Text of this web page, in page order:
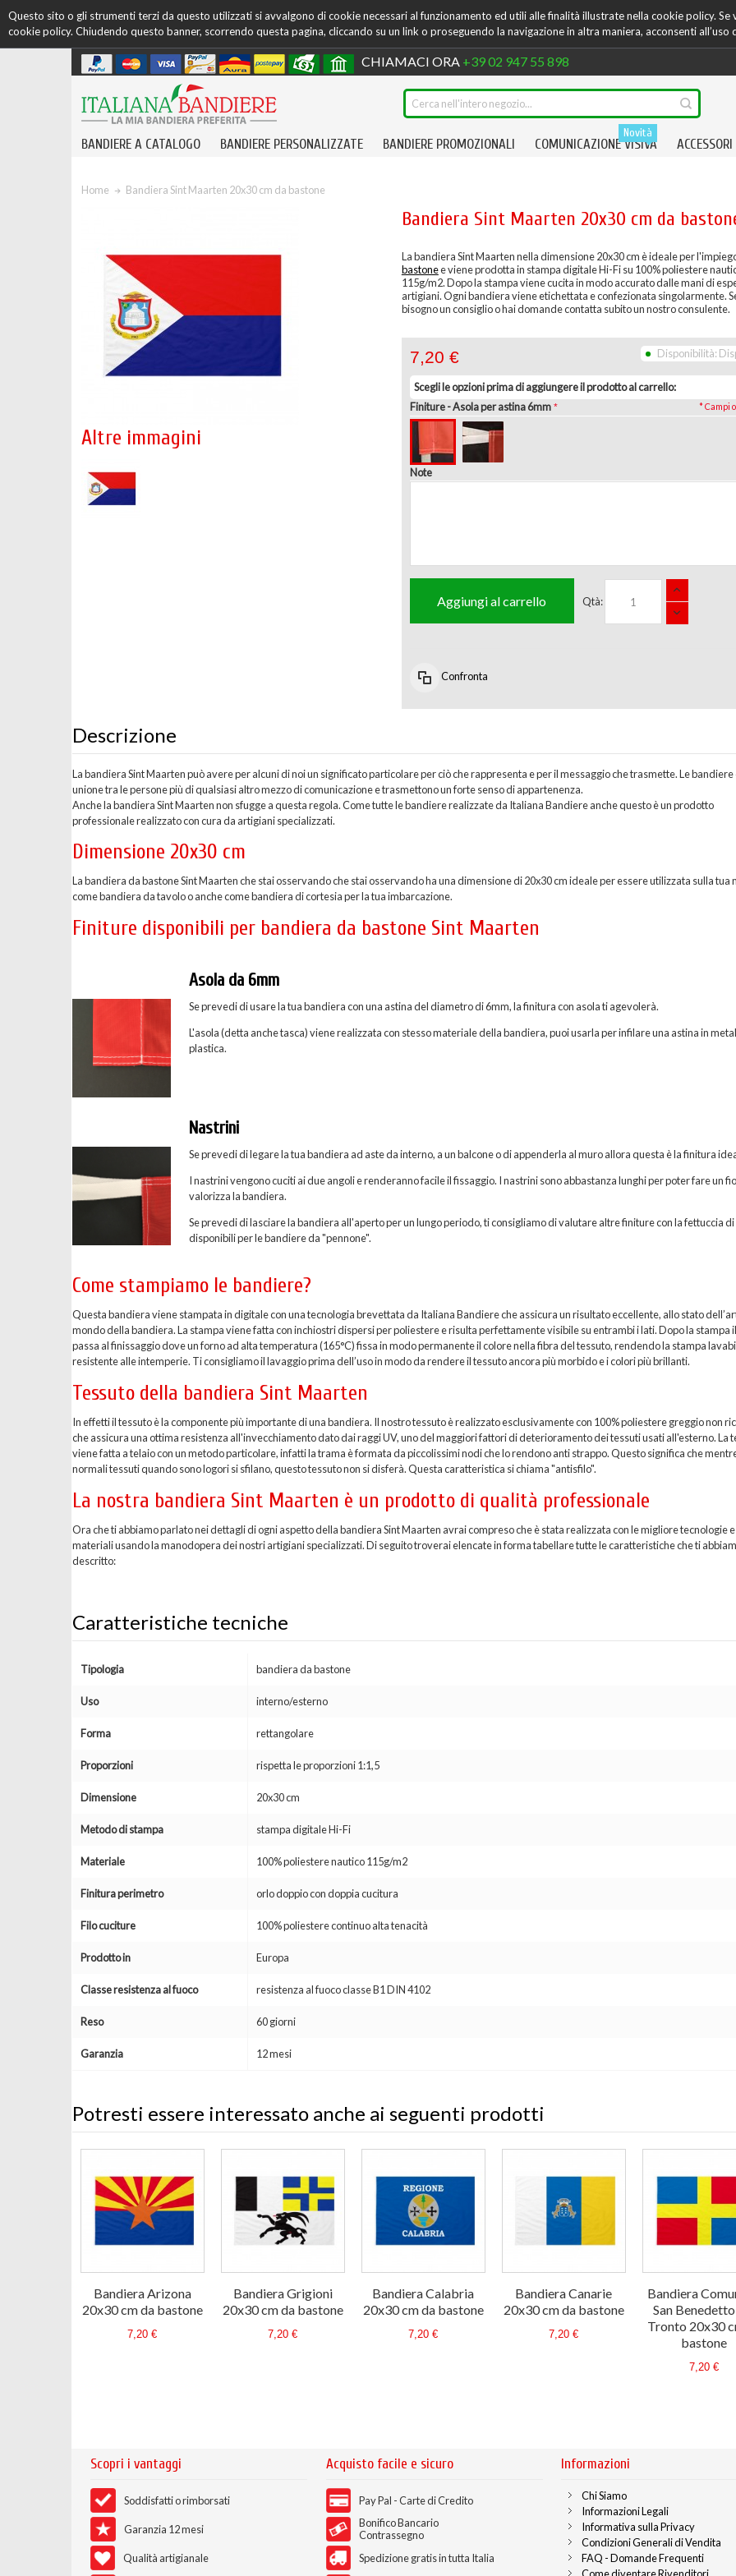
Questo sito o gli strumenti terzi da questo utilizzati si avvalgono di cookie necessari al funzionamento ed utili alle finalità illustrate nella cookie policy. Se
cookie policy. Chiudendo questo banner, scorrendo questa pagina, cliccando su un link o proseguendo la navigazione in altra maniera, acconsenti all’uso
CHIAMACI ORA +39 02 947 55 898
BANDIERE A CATALOGO BANDIERE PERSONALIZZATE BANDIERE PROMOZIONALI COMUNICAZIONE VISIVA
Novità
ACCESSORI
Home Bandiera Sint Maarten 20x30 cm da bastone
Altre immagini
Bandiera Sint Maarten 20x30 cm da
La bandiera Sint Maarten nella dimensione 20x30 cm è ideale per
bastonee viene prodotta in stampa digitale Hi-Fi su 100% poliestere
115g/m2. Dopo la stampa viene cucita in modo accurato dalle mani di
artigiani. Ogni bandiera viene etichettata e confezionata singolarmente.
bisogno un consiglio o hai domande contatta subito un nostro consulente.
Disponibilità:
7,20 €
Scegli le opzioni prima di aggiungere il prodotto al carrello:
Finiture- Asola per astina 6mm
Note
* Campi
Qtà:
Aggiungi al carrello
Confronta
Descrizione
La bandiera Sint Maarten può avere per alcuni di noi un significato particolare per ciò che rappresenta e per il messaggio che trasmette. Le bandiere
unione tra le persone più di qualsiasi altro mezzo di comunicazione e trasmettono un forte senso di appartenenza.
Anche la bandiera Sint Maarten non sfugge a questa regola. Come tutte le bandiere realizzate da Italiana Bandiere anche questo è un prodotto
professionale realizzato con cura da artigiani specializzati.
Dimensione 20x30 cm
La bandiera da bastone Sint Maarten che stai osservando che stai osservando ha una dimensione di 20x30 cm ideale per essere utilizzata sulla tua
come bandiera da tavolo o anche come bandiera di cortesia per la tua imbarcazione.
Finiture disponibili per bandiera da bastone Sint Maarten
Asola da 6mm
Se prevedi di usare la tua bandiera con una astina del diametro di 6mm, la finitura con asola ti agevolerà.
L'asola (detta anche tasca) viene realizzata con stesso materiale della bandiera, puoi usarla per infilare una astina in
plastica.
Nastrini
Se prevedi di legare la tua bandiera ad aste da interno, a un balcone o di appenderla al muro allora questa è la finitura
I nastrini vengono cuciti ai due angoli e renderanno facile il fissaggio. I nastrini sono abbastanza lunghi per poter fare un
valorizza la bandiera.
Se prevedi di lasciare la bandiera all'aperto per un lungo periodo, ti consigliamo di valutare altre finiture con la fettuccia
disponibili per le bandiere da "pennone".
Come stampiamo le bandiere?
Questa bandiera viene stampata in digitale con una tecnologia brevettata da Italiana Bandiere che assicura un risultato eccellente, allo stato
mondo della bandiera. La stampa viene fatta con inchiostri dispersi per poliestere e risulta perfettamente visibile su entrambi i lati. Dopo la stampa
passa al finissaggio dove un forno ad alta temperatura (165°C) fissa in modo permanente il colore nella fibra del tessuto, rendendo la stampa
resistente alle intemperie. Ti consigliamo il lavaggio prima dell’uso in modo da rendere il tessuto ancora più morbido e i colori più brillanti.
Tessuto della bandiera Sint Maarten
In effetti il tessuto è la componente più importante di una bandiera. Il nostro tessuto è realizzato esclusivamente con 100% poliestere greggio non
che assicura una ottima resistenza all'invecchiamento dato dai raggi UV, uno del maggiori fattori di deterioramento dei tessuti usati all'esterno. La
viene fatta a telaio con un metodo particolare, infatti la trama è formata da piccolissimi nodi che lo rendono anti strappo. Questo significa che
normali tessuti quando sono logori si sfilano, questo tessuto non si disferà. Questa caratteristica si chiama "antisfilo".
La nostra bandiera Sint Maarten è un prodotto di qualità professionale
Ora che ti abbiamo parlato nei dettagli di ogni aspetto della bandiera Sint Maarten avrai compreso che è stata realizzata con le migliore tecnologie e
materiali usando la manodopera dei nostri artigiani specializzati. Di seguito troverai elencate in forma tabellare tutte le caratteristiche che ti
descritto:
Caratteristiche tecniche
Tipologia bandiera da bastone
Uso interno/esterno
Forma rettangolare
Proporzioni rispetta le proporzioni 1:1,5
Dimensione 20x30 cm
Metodo di stampa stampa digitale Hi-Fi
Materiale 100% poliestere nautico 115g/m2
Finitura perimetro orlo doppio con doppia cucitura
Filo cuciture 100% poliestere continuo alta tenacità
Prodotto in Europa
Classe resistenza al fuoco resistenza al fuoco classe B1 DIN 4102
Reso 60 giorni
Garanzia 12 mesi
Potresti essere interessato anche ai seguenti prodotti
Bandiera Arizona
20x30 cm da bastone
7,20 €
Bandiera Grigioni
20x30 cm da bastone
7,20 €
Bandiera Calabria
20x30 cm da bastone
7,20 €
Bandiera Canarie
20x30 cm da bastone
7,20 €
Bandiera
San
Tronto 20x30
bastone
7,20 €
Scopri i vantaggi
Soddisfatti o rimborsati
Garanzia 12 mesi
Qualità artigianale
Acquisto facile e sicuro
Pay Pal - Carte di Credito
Bonifico Bancario
Contrassegno
Spedizione gratis in tutta Italia
Informazioni
Chi Siamo
Informazioni Legali
Informativa sulla Privacy
Condizioni Generali di Vendita
FAQ - Domande Frequenti